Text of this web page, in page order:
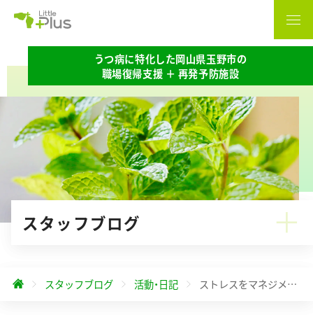
うつ病に特化した岡山県玉野市の
職場復帰支援 ＋ 再発予防施設
スタッフブログ
スタッフブログ 活動・日記 ストレスをマネジメントするということ